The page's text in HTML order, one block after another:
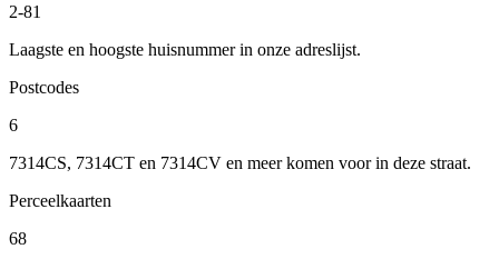
2-81
Laagste en hoogste huisnummer in onze adreslijst.
Postcodes
6
7314CS, 7314CT en 7314CV en meer komen voor in deze straat.
Perceelkaarten
68